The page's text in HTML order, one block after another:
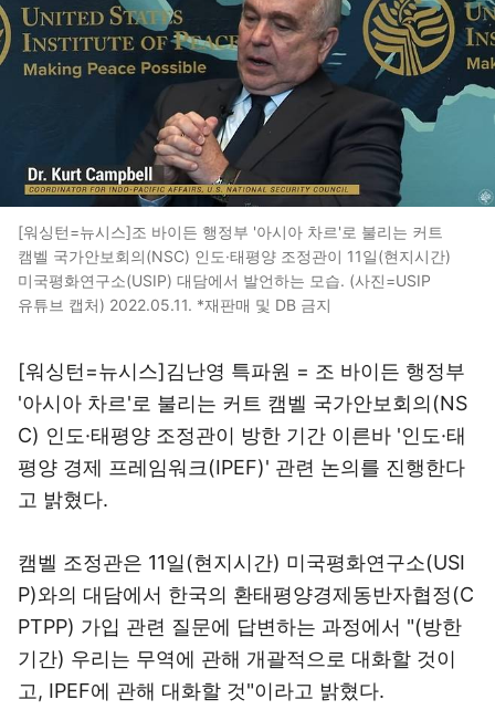
[워싱턴=뉴시스]조 바이든 행정부 '아시아 차르'로 불리는 커트
캠벨 국가안보회의(NSC) 인도·태평양 조정관이 11일(현지시간)
미국평화연구소(USIP) 대담에서 발언하는 모습. (사진=USIP
유튜브 캡처) 2022.05.11. *재판매 및 DB 금지
[워싱턴=뉴시스]김난영 특파원 = 조 바이든 행정부
'아시아 차르'로 불리는 커트 캠벨 국가안보회의(NS
C) 인도·태평양 조정관이 방한 기간 이른바 '인도·태
평양 경제 프레임워크(IPEF)' 관련 논의를 진행한다
고 밝혔다.
캠벨 조정관은 11일(현지시간) 미국평화연구소(USI
P)와의 대담에서 한국의 환태평양경제동반자협정(C
PTPP) 가입 관련 질문에 답변하는 과정에서 "(방한
기간) 우리는 무역에 관해 개괄적으로 대화할 것이
고, IPEF에 관해 대화할 것"이라고 밝혔다.